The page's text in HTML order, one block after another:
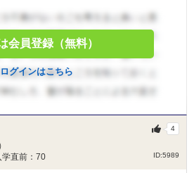
会員登録（無料）
ログインはこちら
直前：70
ID:5989
4